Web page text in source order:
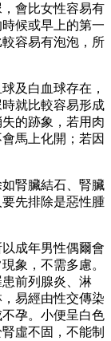
會比女性容易有
候或早上的第一
容易有泡泡，所
及白血球存在，
就比較容易形成
的跡象，若用肉
馬上化開；若因
腎臟結石、腎臟
先排除是惡性腫
成年男性偶爾會
象，不需多慮。
前列腺炎、淋
易經由性交傳染
孕。小便呈白色
虛不固，不能制